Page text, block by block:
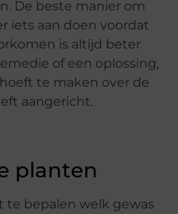
De beste manier om
iets aan doen voordat
is altijd beter
of een oplossing,
te maken over de
aangericht.
planten
te bepalen welk gewas